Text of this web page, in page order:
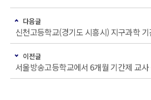
다음글
이전글
서울방송고등학교에서 6개월 기간제 교